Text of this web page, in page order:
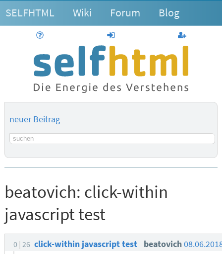
SELFHTML Wiki Forum Blog
anmelden
neuer Beitrag
Suchbegriff
beatovich: click-within
javascript test
0 26 click-within javascript test beatovich